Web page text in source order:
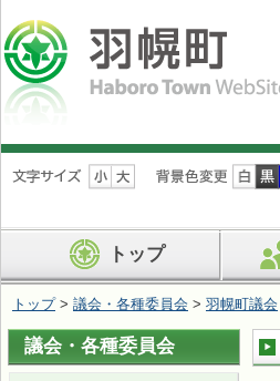
ナ
ビ
ン
を
ば
す
トップ
トップ> 議会・各種委員会 > 羽幌町議会
議会・各種委員会